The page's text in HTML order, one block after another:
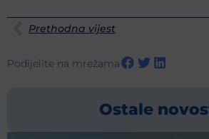
Prethodna vijest
Podijelite na mrežama
Ostale